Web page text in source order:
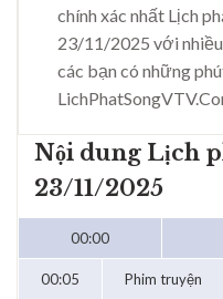
chính xác nhất Lịch
23/11/2025 với
các bạn có những
Nội dung Lịch
23/11/2025
00:00
00:05 Phim truyện